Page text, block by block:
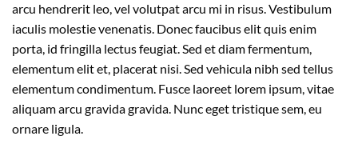
arcu hendrerit leo, vel volutpat arcu mi in risus. Vestibulum
iaculis molestie venenatis. Donec faucibus elit quis enim
porta, id fringilla lectus feugiat. Sed et diam fermentum,
elementum elit et, placerat nisi. Sed vehicula nibh sed tellus
elementum condimentum. Fusce laoreet lorem ipsum, vitae
aliquam arcu gravida gravida. Nunc eget tristique sem, eu
ornare ligula.